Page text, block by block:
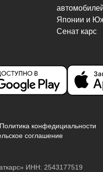
Политика конфедициальности
соглашение
ИНН: 2543177519